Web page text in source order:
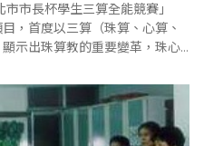
，首度以三算（珠算、心算、
示出珠算教的重要變革，珠心
得我們深思，這裡筆者謹以三
，試著分析教學活動設計，期